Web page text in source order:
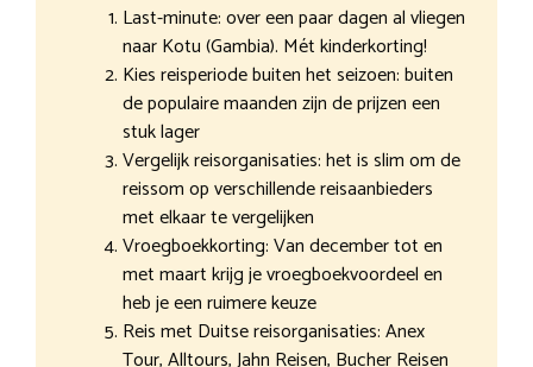
Last-minute: over een paar dagen al vliegen
naar Kotu (Gambia). Mét kinderkorting!
Kies reisperiode buiten het seizoen: buiten
de populaire maanden zijn de prijzen een
stuk lager
Vergelijk reisorganisaties: het is slim om de
reissom op verschillende reisaanbieders
met elkaar te vergelijken
Vroegboekkorting: Van december tot en
met maart krijg je vroegboekvoordeel en
heb je een ruimere keuze
Reis met Duitse reisorganisaties: Anex
Tour, Alltours, Jahn Reisen, Bucher Reisen